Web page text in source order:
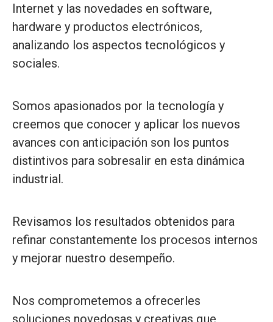
Internet y las novedades en software,
hardware y productos electrónicos,
analizando los aspectos tecnológicos y
sociales.
Somos apasionados por la tecnología y
creemos que conocer y aplicar los nuevos
avances con anticipación son los puntos
distintivos para sobresalir en esta dinámica
industrial.
Revisamos los resultados obtenidos para
refinar constantemente los procesos internos
y mejorar nuestro desempeño.
Nos comprometemos a ofrecerles
soluciones novedosas y creativas que